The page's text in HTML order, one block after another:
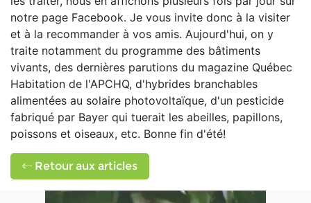
notre page Facebook. Je vous invite donc à la visiter
et à la recommander à vos amis. Aujourd'hui, on y
traite notamment du programme des bâtiments
vivants, des dernières parutions du magazine Québec
Habitation de l'APCHQ, d'hybrides branchables
alimentées au solaire photovoltaïque, d'un pesticide
fabriqué par Bayer qui tuerait les abeilles, papillons,
poissons et oiseaux, etc. Bonne fin d'été!
Retour aux articles